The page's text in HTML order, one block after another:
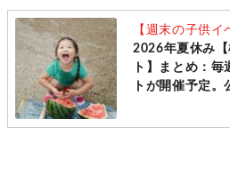
【週末の子供イ
2026年夏休み
ト】まとめ：
トが開催予定